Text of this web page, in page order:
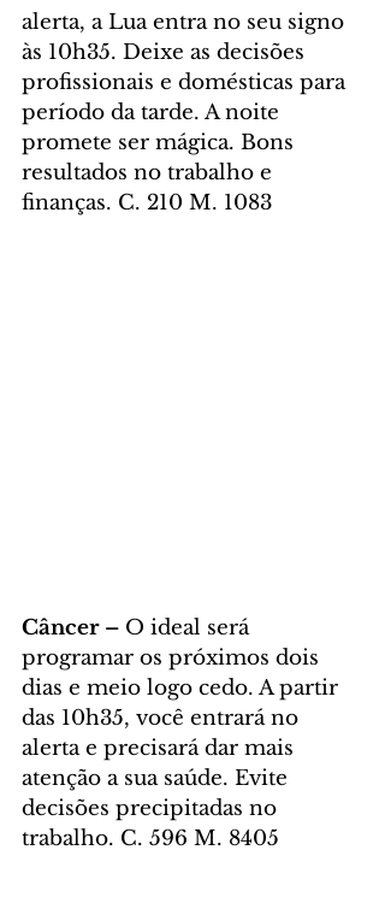
alerta, a Lua entra no seu signo
às 10h35. Deixe as decisões
profissionais e domésticas para
período da tarde. A noite
promete ser mágica. Bons
resultados no trabalho e
finanças. C. 210 M. 1083
Câncer – O ideal será
programar os próximos dois
dias e meio logo cedo. A partir
das 10h35, você entrará no
alerta e precisará dar mais
atenção a sua saúde. Evite
decisões precipitadas no
trabalho. C. 596 M. 8405